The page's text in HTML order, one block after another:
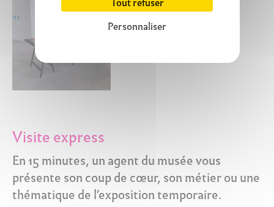
Personnaliser
Visite express
En 15 minutes, un agent du musée vous
présente son coup de cœur, son métier ou une
thématique de l’exposition temporaire.